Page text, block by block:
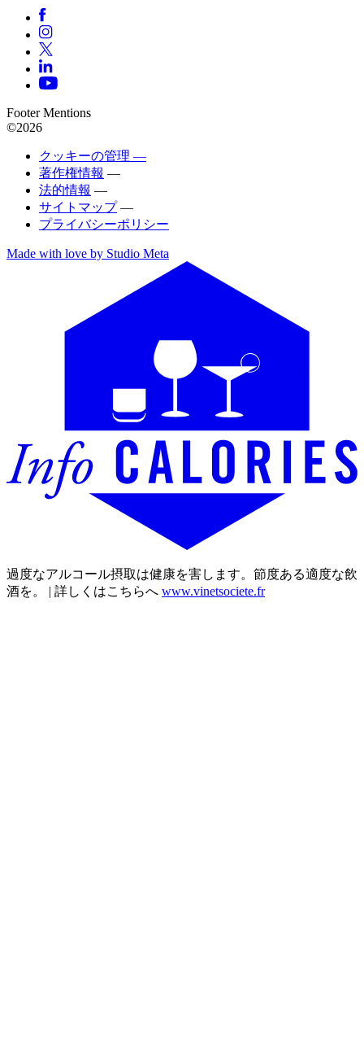
Footer Mentions
©2026
クッキーの管理 —
著作権情報 —
法的情報 —
サイトマップ —
プライバシーポリシー
Made with love by Studio Meta
過度なアルコール摂取は健康を害します。節度ある適度な飲
酒を。 | 詳しくはこちらへ www.vinetsociete.fr